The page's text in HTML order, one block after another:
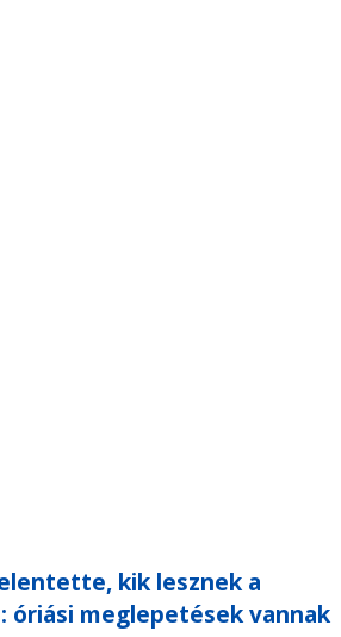
kik lesznek a
óriási meglepetések vannak